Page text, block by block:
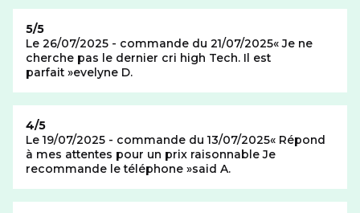
Note de
5/5
Le 26/07/2025 - commande du 21/07/2025 Je ne
cherche pas le dernier cri high Tech. Il est
parfait
evelyne D.
Note de
4/5
Le 19/07/2025 - commande du 13/07/2025
Répond
à mes attentes pour un prix raisonnable Je
recommande le téléphone
said A.